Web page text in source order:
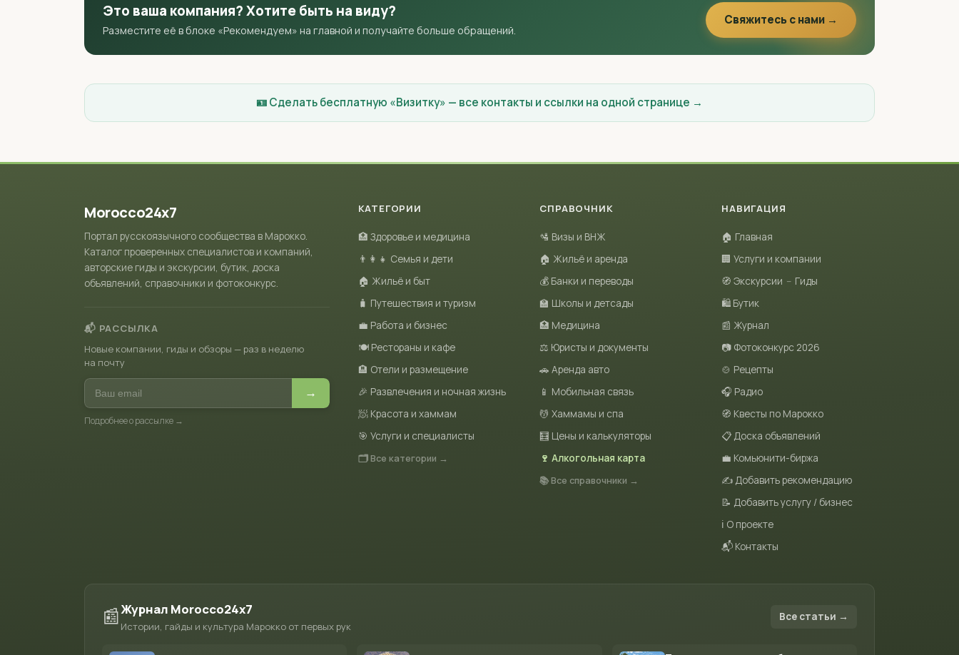
Это ваша компания? Хотите быть на виду?
Разместите её в блоке «Рекомендуем» на главной и получайте больше обращений.
Свяжитесь с нами →
🪪 Сделать бесплатную «Визитку» — все контакты и ссылки на одной странице →
Morocco24x7
Портал русскоязычного сообщества в Марокко.
Каталог проверенных специалистов и компаний,
авторские гиды и экскурсии, бутик, доска
объявлений, справочники и фотоконкурс.
📬 РАССЫЛКА
Новые компании, гиды и обзоры — раз в неделю
на почту
→
Подробнее о рассылке →
КАТЕГОРИИ
🏥 Здоровье и медицина
👨‍👩‍👧 Семья и дети
🏠 Жильё и быт
🧳 Путешествия и туризм
💼 Работа и бизнес
🍽 Рестораны и кафе
🏨 Отели и размещение
🎉 Развлечения и ночная жизнь
🧖 Красота и хаммам
🎯 Услуги и специалисты
🗂 Все категории →
СПРАВОЧНИК
🛂 Визы и ВНЖ
🏠 Жильё и аренда
💰 Банки и переводы
🏫 Школы и детсады
🏥 Медицина
⚖️ Юристы и документы
🚗 Аренда авто
📱 Мобильная связь
💆 Хаммамы и спа
🧮 Цены и калькуляторы
🍷 Алкогольная карта
📚 Все справочники →
НАВИГАЦИЯ
🏠 Главная
🏢 Услуги и компании
🧭 Экскурсии – Гиды
🛍 Бутик
📰 Журнал
📷 Фотоконкурс 2026
🍲 Рецепты
🎧 Радио
🧭 Квесты по Марокко
📋 Доска объявлений
💼 Комьюнити-биржа
✍️ Добавить рекомендацию
📝 Добавить услугу / бизнес
ℹ️ О проекте
📬 Контакты
📰Журнал Morocco24x7
Истории, гайды и культура Марокко от первых рук
Все статьи →